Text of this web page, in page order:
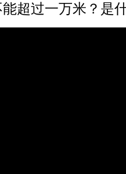
超过一万米？是